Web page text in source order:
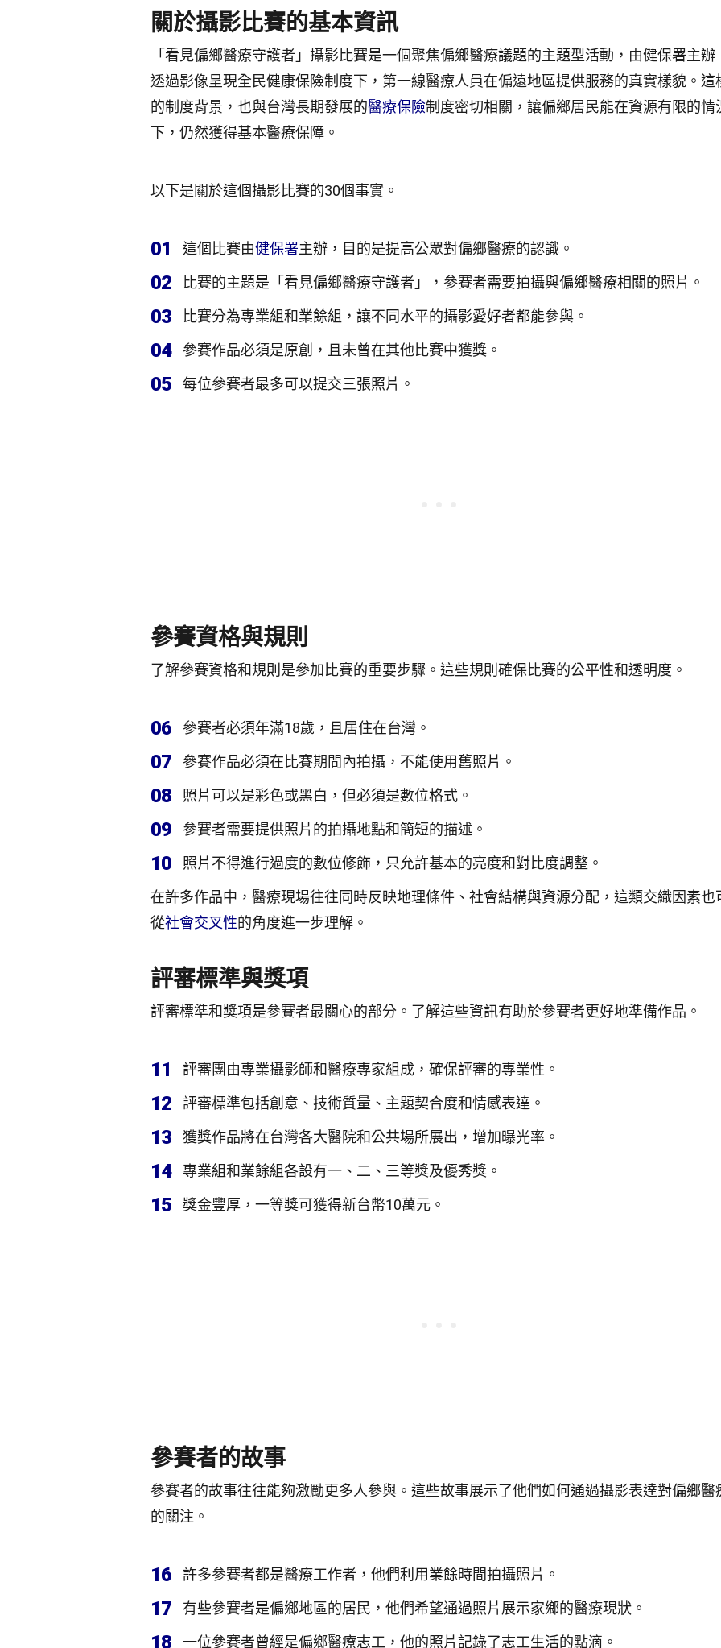
關於攝影比賽的基本資訊
「看見偏鄉醫療守護者」攝影比賽是一個聚焦偏鄉醫療議題的主題型活動，由健保署主辦
透過影像呈現全民健康保險制度下，第一線醫療人員在偏遠地區提供服務的真實樣貌。這
的制度背景，也與台灣長期發展的醫療保險制度密切相關，讓偏鄉居民能在資源有限的情
下，仍然獲得基本醫療保障。
以下是關於這個攝影比賽的30個事實。
01 這個比賽由健保署主辦，目的是提高公眾對偏鄉醫療的認識。
02 比賽的主題是「看見偏鄉醫療守護者」，參賽者需要拍攝與偏鄉醫療相關的照片。
03 比賽分為專業組和業餘組，讓不同水平的攝影愛好者都能參與。
04 參賽作品必須是原創，且未曾在其他比賽中獲獎。
05 每位參賽者最多可以提交三張照片。
參賽資格與規則
了解參賽資格和規則是參加比賽的重要步驟。這些規則確保比賽的公平性和透明度。
06 參賽者必須年滿18歲，且居住在台灣。
07 參賽作品必須在比賽期間內拍攝，不能使用舊照片。
08 照片可以是彩色或黑白，但必須是數位格式。
09 參賽者需要提供照片的拍攝地點和簡短的描述。
10
照片不得進行過度的數位修飾，只允許基本的亮度和對比度調整。
在許多作品中，醫療現場往往同時反映地理條件、社會結構與資源分配，這類交織因素也
從社會交叉性的角度進一步理解。
評審標準與獎項
評審標準和獎項是參賽者最關心的部分。了解這些資訊有助於參賽者更好地準備作品。
11 評審團由專業攝影師和醫療專家組成，確保評審的專業性。
12 評審標準包括創意、技術質量、主題契合度和情感表達。
13 獲獎作品將在台灣各大醫院和公共場所展出，增加曝光率。
14 專業組和業餘組各設有一、二、三等獎及優秀獎。
15 獎金豐厚，一等獎可獲得新台幣10萬元。
參賽者的故事
參賽者的故事往往能夠激勵更多人參與。這些故事展示了他們如何通過攝影表達對偏鄉醫
的關注。
16 許多參賽者都是醫療工作者，他們利用業餘時間拍攝照片。
17 有些參賽者是偏鄉地區的居民，他們希望通過照片展示家鄉的醫療現狀。
18 一位參賽者曾經是偏鄉醫療志工，他的照片記錄了志工生活的點滴。